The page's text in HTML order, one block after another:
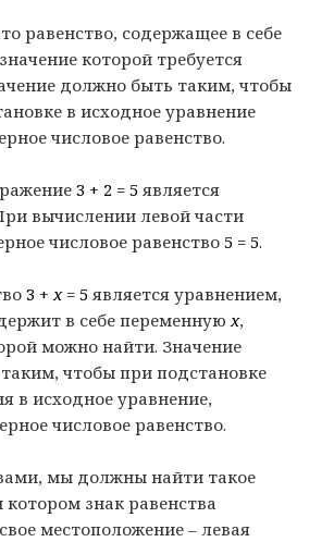
равенство, содержащее в себе
которой требуется
должно быть таким, чтобы
в исходное уравнение
числовое равенство.
3 + 2 = 5 является
вычислении левой части
числовое равенство5 = 5.
3 +x= 5 является уравнением,
в себе переменнуюx,
можно найти. Значение
чтобы при подстановке
в исходное уравнение,
числовое равенство.
мы должны найти такое
котором знак равенства
местоположение – левая